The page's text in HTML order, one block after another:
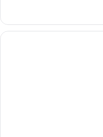
Chambre
Simple
(28)
le
type
de